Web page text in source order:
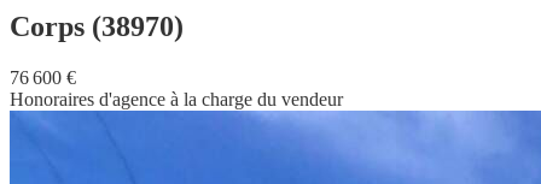
Corps (38970)
76 600 €
Honoraires d'agence à la charge du vendeur